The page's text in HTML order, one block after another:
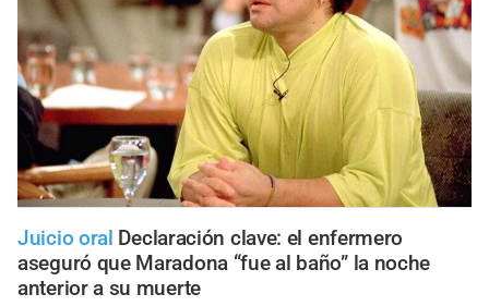
Juicio oral Declaración clave: el enfermero
aseguró que Maradona “fue al baño” la noche
anterior a su muerte